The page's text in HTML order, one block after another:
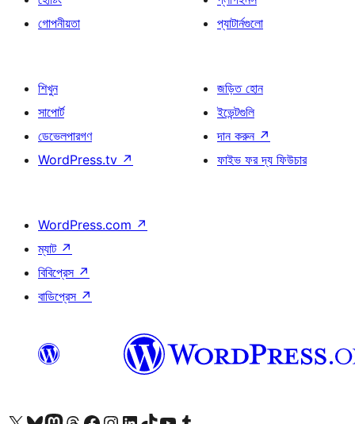
গোপনীয়তা
প্যাটার্নগুলো
শিখুন
সাপোর্ট
ডেভেলপারগণ
WordPress.tv ↗
জড়িত হোন
ইভেন্টগুলি
দান করুন ↗
ফাইভ ফর দ্য ফিউচার
WordPress.com ↗
ম্যাট ↗
বিবিপ্রেস ↗
বাডিপ্রেস ↗